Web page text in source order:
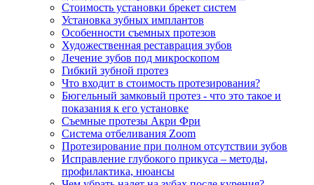
Стоимость установки брекет систем
Установка зубных имплантов
Особенности съемных протезов
Художественная реставрация зубов
Лечение зубов под микроскопом
Гибкий зубной протез
Что входит в стоимость протезирования?
Бюгельный замковый протез - что это такое и
показания к его установке
Съемные протезы Акри Фри
Система отбеливания Zoom
Протезирование при полном отсутствии зубов
Исправление глубокого прикуса – методы,
профилактика, нюансы